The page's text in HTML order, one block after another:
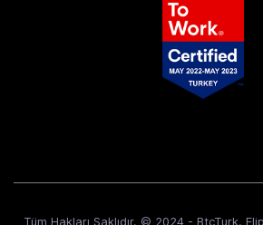
Tüm Hakları Saklıdır. © 2024 - BtcTurk.